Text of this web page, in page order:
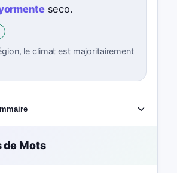
seco.
le climat est majoritairement
de Mots